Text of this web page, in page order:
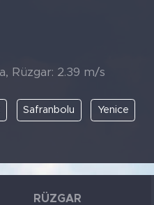
Rüzgar: 2.39 m/s
Safranbolu Yenice
RÜZGAR